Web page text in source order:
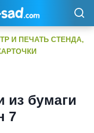
И ПЕЧАТЬ СТЕНДА,
из бумаги
7